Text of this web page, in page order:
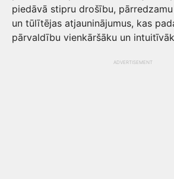
piedāvā stipru drošību,
un tūlītējas atjauninājumus, kas
pārvaldību vienkāršāku un
ADVERTISEMENT